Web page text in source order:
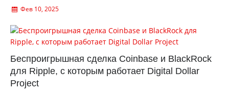
Фев 10, 2025
Беспроигрышная сделка Coinbase и BlackRock
для Ripple, с которым работает Digital Dollar
Project